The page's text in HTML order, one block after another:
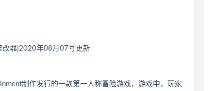
改器|2020年08月07号更新
制作发行的一款第一人称冒险游戏，游戏中，玩家